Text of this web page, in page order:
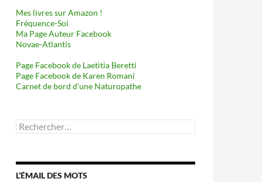
Mes livres sur Amazon !
Fréquence-Soi
Ma Page Auteur Facebook
Novae-Atlantis
Page Facebook de Laetitia Beretti
Page Facebook de Karen Romani
Carnet de bord d’une Naturopathe
Rechercher :
L’ÉMAIL DES MOTS